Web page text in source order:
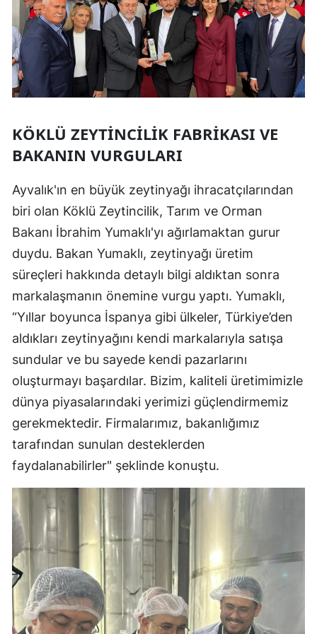
KÖKLÜ ZEYTINCILIK FABRIKASI VE
BAKANIN VURGULARI
Ayvalık'ın en büyük zeytinyağı ihracatçılarından
biri olan Köklü Zeytincilik, Tarım ve Orman
Bakanı İbrahim Yumaklı'yı ağırlamaktan gurur
duydu. Bakan Yumaklı, zeytinyağı üretim
süreçleri hakkında detaylı bilgi aldıktan sonra
markalaşmanın önemine vurgu yaptı. Yumaklı,
“Yıllar boyunca İspanya gibi ülkeler, Türkiye’den
aldıkları zeytinyağını kendi markalarıyla satışa
sundular ve bu sayede kendi pazarlarını
oluşturmayı başardılar. Bizim, kaliteli üretimimizle
dünya piyasalarındaki yerimizi güçlendirmemiz
gerekmektedir. Firmalarımız, bakanlığımız
tarafından sunulan desteklerden
faydalanabilirler" şeklinde konuştu.